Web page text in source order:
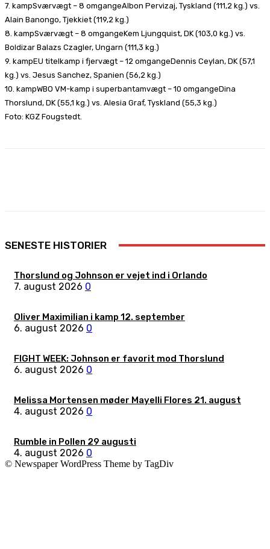
7. kampSværvægt – 8 omgangeAlbon Pervizaj, Tyskland (111,2 kg.) vs.
Alain Banongo, Tjekkiet (119,2 kg.)
8. kampSværvægt – 8 omgangeKem Ljungquist, DK (103,0 kg.) vs.
Boldizar Balazs Czagler, Ungarn (111,3 kg.)
9. kampEU titelkamp i fjervægt – 12 omgangeDennis Ceylan, DK (57,1
kg.) vs. Jesus Sanchez, Spanien (56,2 kg.)
10. kampWBO VM-kamp i superbantamvægt – 10 omgangeDina
Thorslund, DK (55,1 kg.) vs. Alesia Graf, Tyskland (55,3 kg.)
Foto: KGZ Fougstedt.
SENESTE HISTORIER
Thorslund og Johnson er vejet ind i Orlando
7. august 2026 0
Oliver Maximilian i kamp 12. september
6. august 2026 0
FIGHT WEEK: Johnson er favorit mod Thorslund
6. august 2026 0
Melissa Mortensen møder Mayelli Flores 21. august
4. august 2026 0
Rumble in Pollen 29 augusti
4. august 2026 0
© Newspaper WordPress Theme by TagDiv